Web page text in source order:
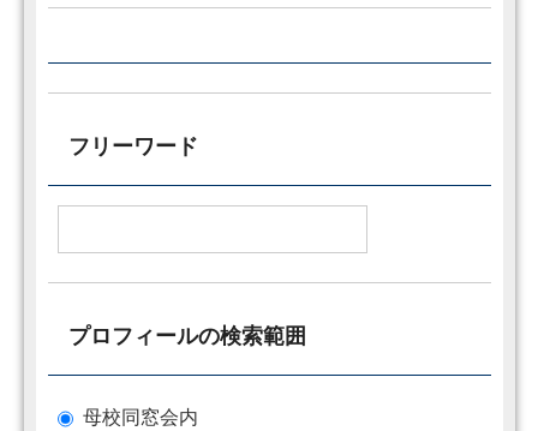
フリーワード
プロフィールの検索範囲
母校同窓会内